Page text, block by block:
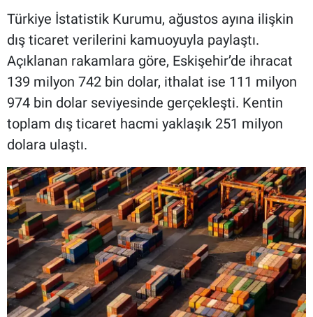
Türkiye İstatistik Kurumu, ağustos ayına ilişkin
dış ticaret verilerini kamuoyuyla paylaştı.
Açıklanan rakamlara göre, Eskişehir’de ihracat
139 milyon 742 bin dolar, ithalat ise 111 milyon
974 bin dolar seviyesinde gerçekleşti. Kentin
toplam dış ticaret hacmi yaklaşık 251 milyon
dolara ulaştı.